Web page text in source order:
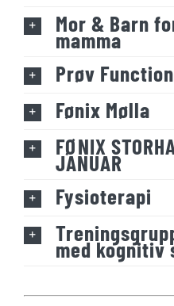
Mor & Barn
mamma
Prøv
Fønix Mølla
FØNIX
JANUAR
Fysioterapi
med kognitiv